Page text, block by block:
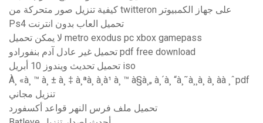
كيفية تنزيل صور متحركة من twitteron على جهاز الكمبيوتر
Ps4 تحميل العاب بدون انترنت
لا يمكن تحميل metro exodus pc xbox gamepass
تحميل غير عادل آدم بنفورادو pdf free download
تحميل تحديث ويندوز 10 أبريل iso
À¸ «à¸ ™ à¸ ± à¸ ‡ à¸ªà¸ à¸à¹ à¸ ™ à§à¸„ à¸´à¸ “à¸˜à¸¸à¸ à¸ àà ¸ˆpdf
تنزيل مجاني
تحميل ملف فرس النهر قواعد أكسفورد